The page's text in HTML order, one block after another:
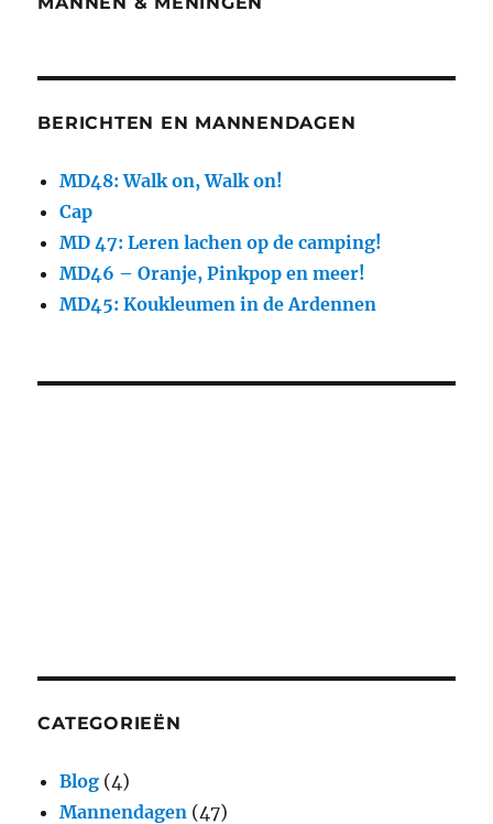
BERICHTEN EN MANNENDAGEN
MD48: Walk on, Walk on!
Cap
MD 47: Leren lachen op de camping!
MD46 – Oranje, Pinkpop en meer!
MD45: Koukleumen in de Ardennen
CATEGORIEËN
Blog (4)
Mannendagen (47)